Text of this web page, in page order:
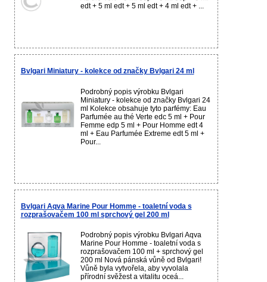
edt + 5 ml edt + 5 ml edt + 4 ml edt + ...
Bvlgari Miniatury - kolekce od značky Bvlgari 24 ml
Podrobný popis výrobku Bvlgari
Miniatury - kolekce od značky Bvlgari 24
ml Kolekce obsahuje tyto parfémy: Eau
Parfumée au thé Verte edc 5 ml + Pour
Femme edp 5 ml + Pour Homme edt 4
ml + Eau Parfumée Extreme edt 5 ml +
Pour...
Bvlgari Aqva Marine Pour Homme - toaletní voda s
rozprašovačem 100 ml sprchový gel 200 ml
Podrobný popis výrobku Bvlgari Aqva
Marine Pour Homme - toaletní voda s
rozprašovačem 100 ml + sprchový gel
200 ml Nová pánská vůně od Bvlgari!
Vůně byla vytvořela, aby vyvolala
přírodní svěžest a vitalitu oceá...